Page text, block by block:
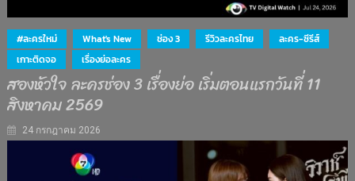
#ละครใหม่ What's New ช่อง 3 รีวิวละครไทย
ละคร-ซีรีส์
เกาะติดจอ
เรื่องย่อละคร
สองหัวใจ ละครช่อง 3 เรื่องย่อ เริ่มตอนแรกวันที่ 11
สิงหาคม 2569
24 กรกฎาคม 2026